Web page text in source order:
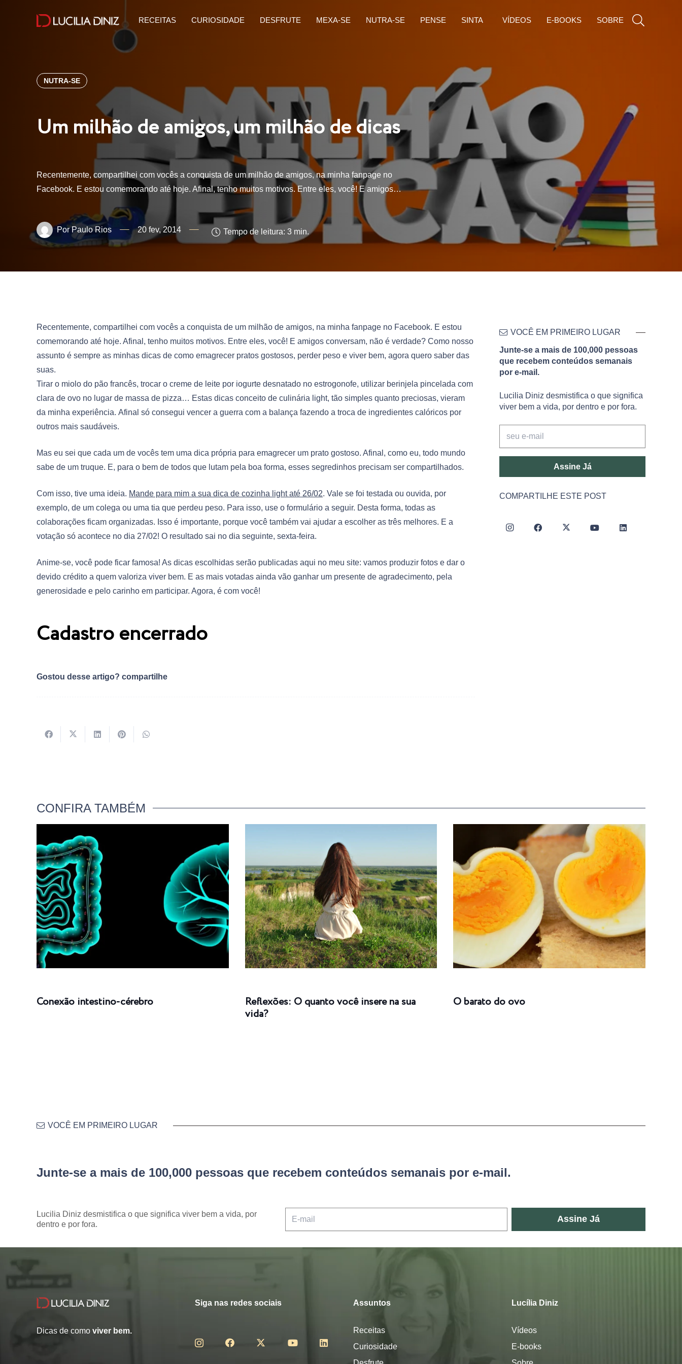
RECEITAS CURIOSIDADE DESFRUTE MEXA-SE NUTRA-SE PENSE SINTA VÍDEOS E-BOOKS SOBRE
NUTRA-SE
Um milhão de amigos, um milhão de dicas
Recentemente, compartilhei com vocês a conquista de um milhão de amigos, na minha fanpage no
Facebook. E estou comemorando até hoje. Afinal, tenho muitos motivos. Entre eles, você! E amigos…
Paulo Rios 20 fev, 2014 Tempo de leitura: 3 min.
Recentemente, compartilhei com vocês a conquista de um milhão de amigos, na minha fanpage no Facebook. E estou
comemorando até hoje. Afinal, tenho muitos motivos. Entre eles, você! E amigos conversam, não é verdade? Como nosso
assunto é sempre as minhas dicas de como emagrecer pratos gostosos, perder peso e viver bem, agora quero saber das
suas.
Tirar o miolo do pão francês, trocar o creme de leite por iogurte desnatado no estrogonofe, utilizar berinjela pincelada com
clara de ovo no lugar de massa de pizza… Estas dicas conceito de culinária light, tão simples quanto preciosas, vieram
da minha experiência. Afinal só consegui vencer a guerra com a balança fazendo a troca de ingredientes calóricos por
outros mais saudáveis.
Mas eu sei que cada um de vocês tem uma dica própria para emagrecer um prato gostoso. Afinal, como eu, todo mundo
sabe de um truque. E, para o bem de todos que lutam pela boa forma, esses segredinhos precisam ser compartilhados.
Com isso, tive uma ideia. Mande para mim a sua dica de cozinha light até 26/02. Vale se foi testada ou ouvida, por
exemplo, de um colega ou uma tia que perdeu peso. Para isso, use o formulário a seguir. Desta forma, todas as
colaborações ficam organizadas. Isso é importante, porque você também vai ajudar a escolher as três melhores. E a
votação só acontece no dia 27/02! O resultado sai no dia seguinte, sexta-feira.
Anime-se, você pode ficar famosa! As dicas escolhidas serão publicadas aqui no meu site: vamos produzir fotos e dar o
devido crédito a quem valoriza viver bem. E as mais votadas ainda vão ganhar um presente de agradecimento, pela
generosidade e pelo carinho em participar. Agora, é com você!
Cadastro encerrado
Gostou desse artigo? compartilhe
VOCÊ EM PRIMEIRO LUGAR
Junte-se a mais de 100,000 pessoas
que recebem conteúdos semanais
por e-mail.
Lucilia Diniz desmistifica o que significa
viver bem a vida, por dentro e por fora.
Assine Já
COMPARTILHE ESTE POST
CONFIRA TAMBÉM
Conexão intestino-cérebro
Reflexões: O quanto você insere na sua
vida?
O barato do ovo
VOCÊ EM PRIMEIRO LUGAR
Junte-se a mais de 100,000 pessoas que recebem conteúdos semanais por e-mail.
Lucilia Diniz desmistifica o que significa viver bem a vida, por
dentro e por fora.
Assine Já
Dicas de como viver bem.
Siga nas redes sociais Assuntos
Receitas
Curiosidade
Lucília Diniz
Vídeos
E-books